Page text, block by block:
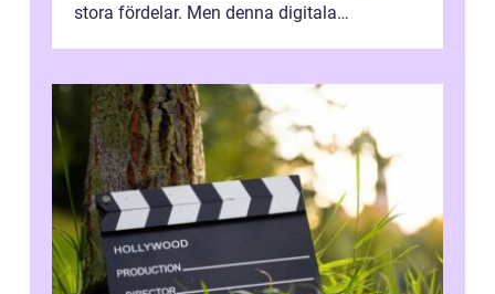
stora fördelar. Men denna digitala